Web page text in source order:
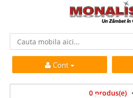
Cont
0 produs(e)